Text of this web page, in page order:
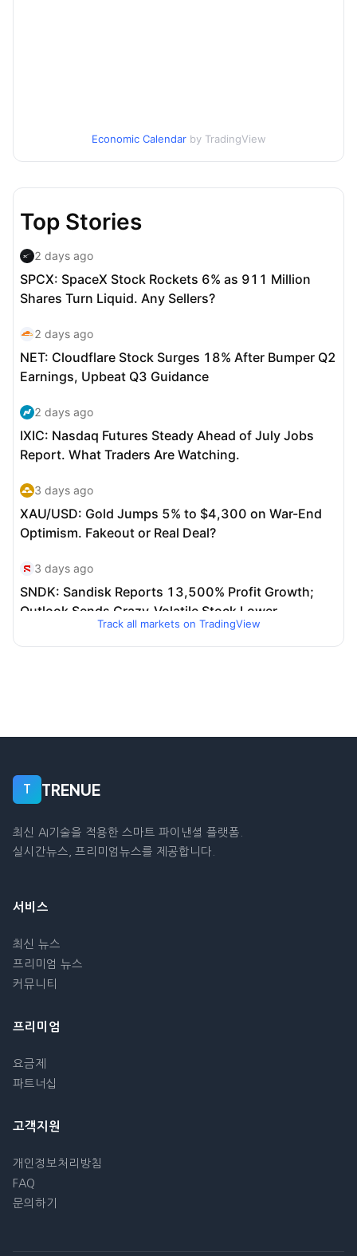
Economic Calendar by TradingView
Track all markets on TradingView
T TRENUE
최신 AI기술을 적용한 스마트 파이낸셜 플랫폼.
실시간뉴스, 프리미엄뉴스를 제공합니다.
서비스
최신 뉴스
프리미엄 뉴스
커뮤니티
프리미엄
요금제
파트너십
고객지원
개인정보처리방침
FAQ
문의하기